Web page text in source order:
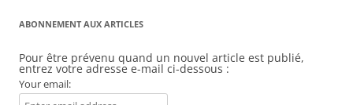
ABONNEMENT AUX ARTICLES
Pour être prévenu quand un nouvel article est publié,
entrez votre adresse e-mail ci-dessous :
Your email: